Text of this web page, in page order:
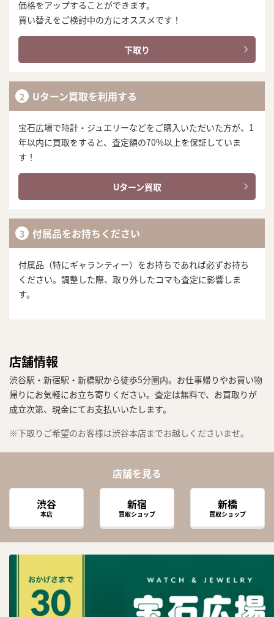
価格をアップすることができます。
買い替えをご検討中の方にオススメです！
下取り
Uターン買取を利用する
宝石広場で時計・ジュエリーなどをご購入いただいた方が、1
年以内に買取をすると、査定額の70%以上を保証していま
す！
Uターン買取
付属品をお持ちください
付属品（特にギャランティー）をお持ちであれば必ずお持ち
ください。調整した際、取り外したコマも査定に影響しま
す。
店舗情報
渋谷駅・新宿駅・新橋駅から徒歩5分圏内。お仕事帰りやお買い物
帰りにお気軽にお立ち寄りください。査定は無料で、お買取りが
成立次第、現金にてお支払いいたします。
※下取りご希望のお客様は渋谷本店までお越しくださいませ。
店舗を見る
渋谷
本店
新宿
買取ショップ
新橋
買取ショップ